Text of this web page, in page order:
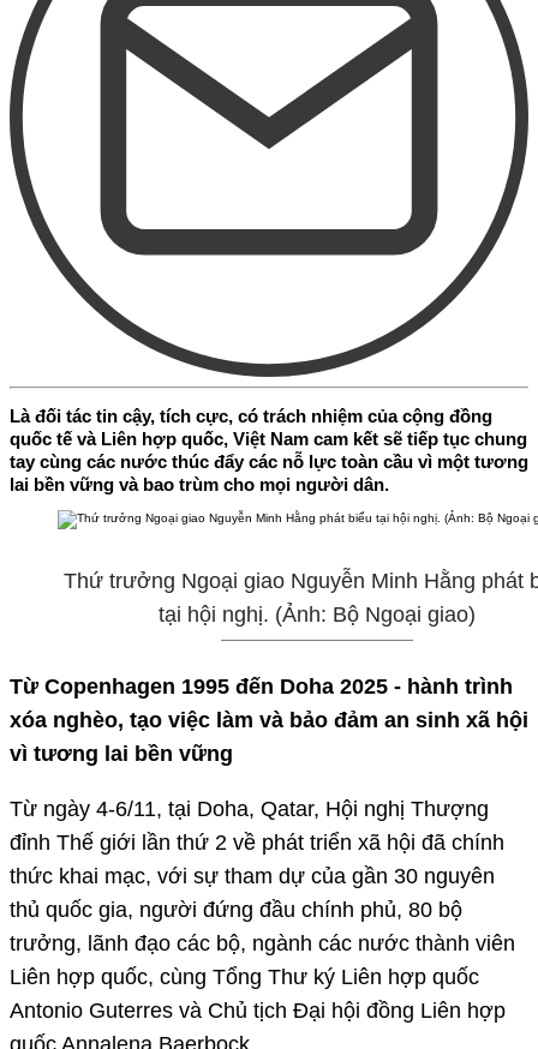
Là đối tác tin cậy, tích cực, có trách nhiệm của cộng đồng
quốc tế và Liên hợp quốc, Việt Nam cam kết sẽ tiếp tục chung
tay cùng các nước thúc đẩy các nỗ lực toàn cầu vì một tương
lai bền vững và bao trùm cho mọi người dân.
Thứ trưởng Ngoại giao Nguyễn Minh Hằng phát
tại hội nghị. (Ảnh: Bộ Ngoại giao)
Từ Copenhagen 1995 đến Doha 2025 - hành trình
xóa nghèo, tạo việc làm và bảo đảm an sinh xã hội
vì tương lai bền vững
Từ ngày 4-6/11, tại Doha, Qatar, Hội nghị Thượng
đỉnh Thế giới lần thứ 2 về phát triển xã hội đã chính
thức khai mạc, với sự tham dự của gần 30 nguyên
thủ quốc gia, người đứng đầu chính phủ, 80 bộ
trưởng, lãnh đạo các bộ, ngành các nước thành viên
Liên hợp quốc, cùng Tổng Thư ký Liên hợp quốc
Antonio Guterres và Chủ tịch Đại hội đồng Liên hợp